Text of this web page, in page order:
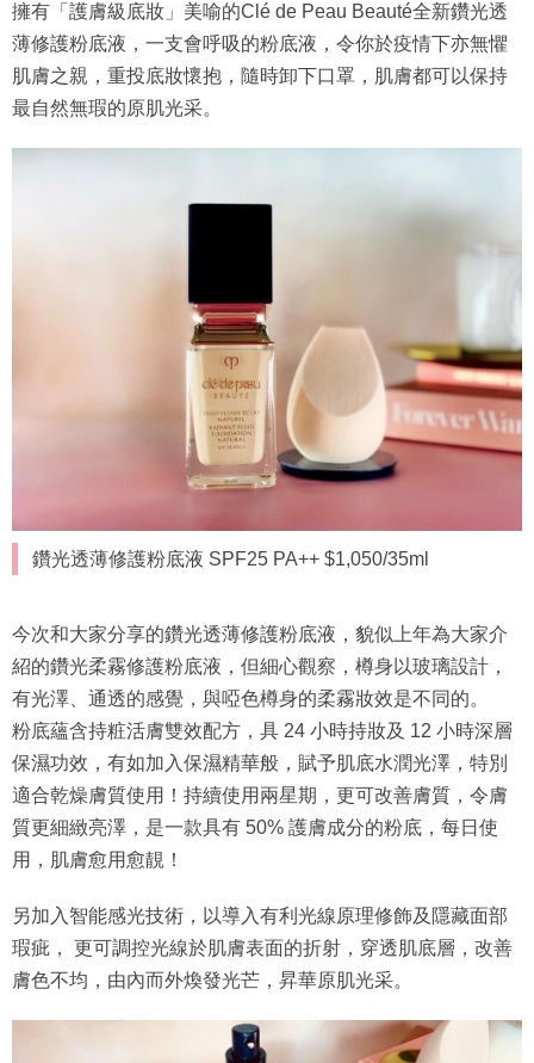
擁有「護膚級底妝」美喻的Clé de Peau Beauté全新鑽光透
薄修護粉底液，一支會呼吸的粉底液，令你於疫情下亦無懼
肌膚之親，重投底妝懷抱，隨時卸下口罩，肌膚都可以保持
最自然無瑕的原肌光采。
鑽光透薄修護粉底液 SPF25 PA++ $1,050/35ml
今次和大家分享的鑽光透薄修護粉底液，貌似上年為大家介
紹的鑽光柔霧修護粉底液，但細心觀察，樽身以玻璃設計，
有光澤、通透的感覺，與啞色樽身的柔霧妝效是不同的。
粉底蘊含持粧活膚雙效配方，具 24 小時持妝及 12 小時深層
保濕功效，有如加入保濕精華般，賦予肌底水潤光澤，特別
適合乾燥膚質使用！持續使用兩星期，更可改善膚質，令膚
質更細緻亮澤，是一款具有 50% 護膚成分的粉底，每日使
用，肌膚愈用愈靚！
另加入智能感光技術，以導入有利光線原理修飾及隱藏面部
瑕疵， 更可調控光線於肌膚表面的折射，穿透肌底層，改善
膚色不均，由內而外煥發光芒，昇華原肌光采。